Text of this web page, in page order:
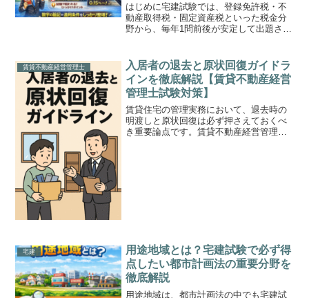
はじめに宅建試験では、登録免許税・不
動産取得税・固定資産税といった税金分
野から、毎年1問前後が安定して出題され
本記事では、登録免許税の基本課税標準
の違い税率と軽減税率...
賃貸不動産経営管理士
入居者の退去と原状回復ガイドラ
インを徹底解説【賃貸不動産経営
管理士試験対策】
賃貸住宅の管理実務において、退去時の
明渡しと原状回復は必ず押さえておくべ
き重要論点です。賃貸不動産経営管理士
宅建
用途地域とは？宅建試験で必ず得
点したい都市計画法の重要分野を
徹底解説
用途地域は、都市計画法の中でも宅建試